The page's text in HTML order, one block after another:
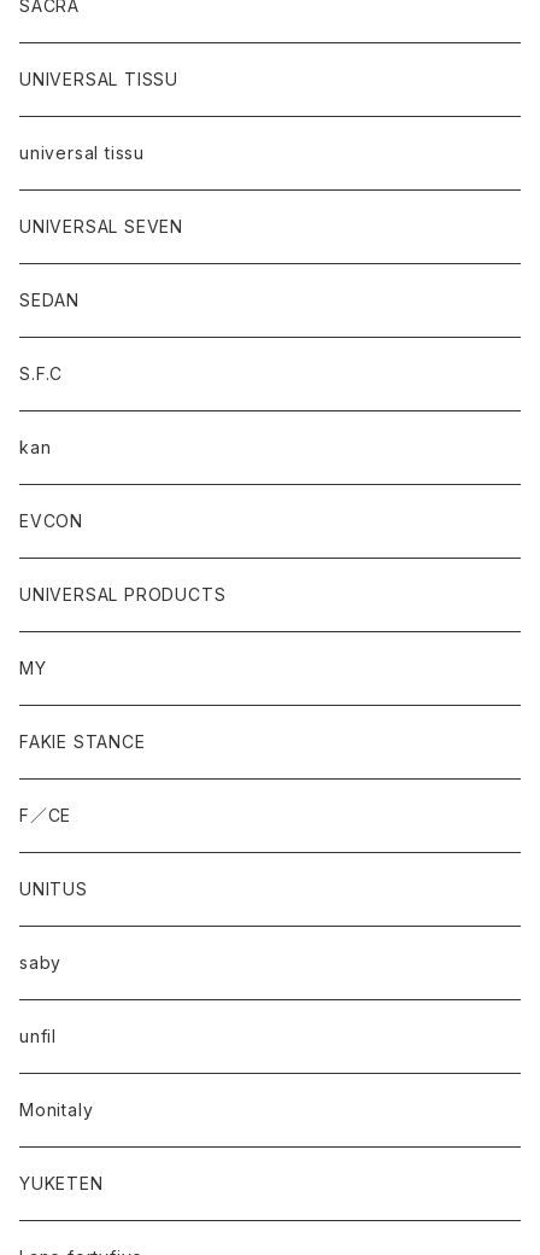
SACRA
UNIVERSAL TISSU
universal tissu
UNIVERSAL SEVEN
SEDAN
S.F.C
kan
EVCON
UNIVERSAL PRODUCTS
MY
FAKIE STANCE
F／CE
UNITUS
saby
unfil
Monitaly
YUKETEN